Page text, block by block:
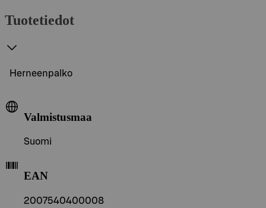
Tuotetiedot
Herneenpalko
Valmistusmaa
Suomi
EAN
2007540400008